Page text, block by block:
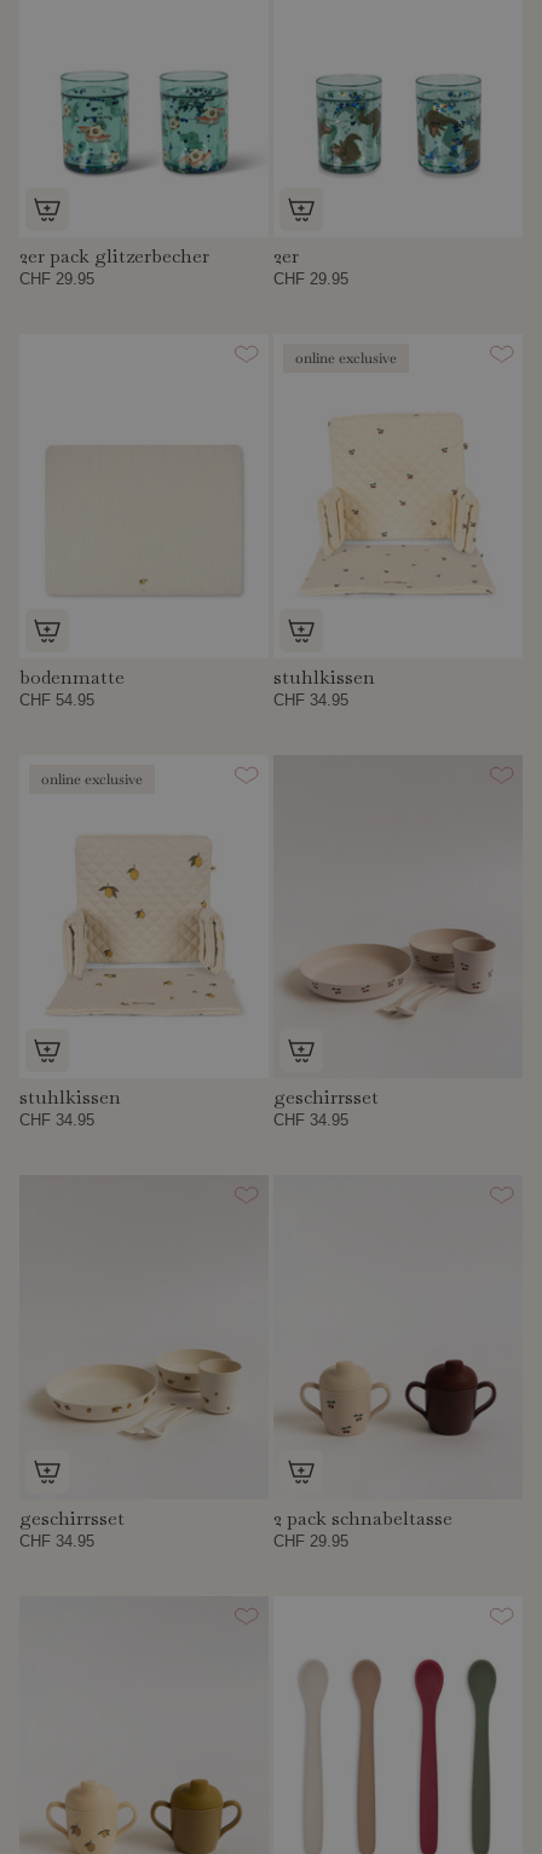
2er pack glitzerbecher
CHF 29.95
2er
CHF 29.95
bodenmatte
CHF 54.95
online exclusive
stuhlkissen
CHF 34.95
online exclusive
stuhlkissen
CHF 34.95
geschirrsset
CHF 34.95
geschirrsset
CHF 34.95
2 pack schnabeltasse
CHF 29.95